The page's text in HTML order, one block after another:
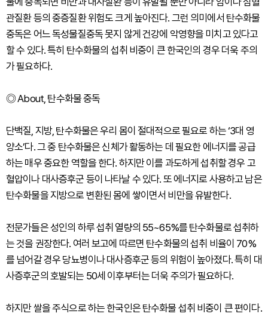
관질환 등의 중증질환 위험도 크게 높아진다. 그런 의미에서 탄수화물
중독은 어느 독성물질중독 못지 않게 건강에 악영향을 미치고 있다고
할 수 있다. 특히 탄수화물의 섭취 비중이 큰 한국인의 경우 더욱 주의
가 필요하다.
◎ About, 탄수화물 중독
단백질, 지방, 탄수화물은 우리 몸이 절대적으로 필요로 하는 ‘3대 영
양소’다. 그 중 탄수화물은 신체가 활동하는 데 필요한 에너지를 공급
하는 매우 중요한 역할을 한다. 하지만 이를 과도하게 섭취할 경우 고
혈압이나 대사증후군 등이 나타날 수 있다. 또 에너지로 사용하고 남은
탄수화물을 지방으로 변환된 몸에 쌓이면서 비만을 유발한다.
전문가들은 성인의 하루 섭취 열량의 55~65%를 탄수화물로 섭취하
는 것을 권장한다. 여러 보고에 따르면 탄수화물의 섭취 비율이 70%
를 넘어갈 경우 당뇨병이나 대사증후군 등의 위험이 높아졌다. 특히 대
사증후군의 호발되는 50세 이후부터는 더욱 주의가 필요하다.
하지만 쌀을 주식으로 하는 한국인은 탄수화물 섭취 비중이 큰 편이다.